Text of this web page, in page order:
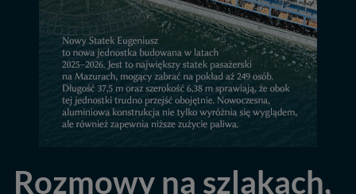
Rozmowy na szlakach,